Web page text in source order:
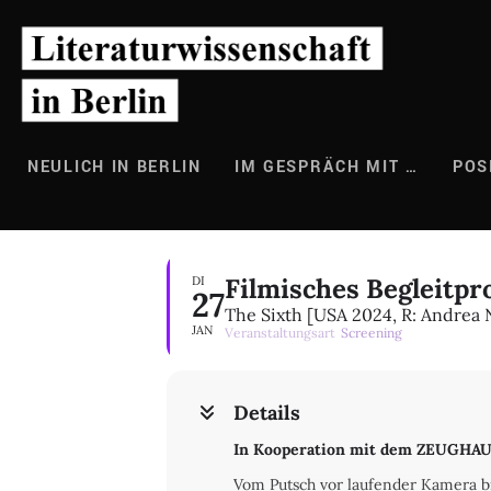
Inhalt
springen
NEULICH IN BERLIN IM GESPRÄCH MIT …
DI
27
JAN
Filmisches
The Sixth [USA 2024, R: Andrea
Veranstaltungsart Screening
Details
In Kooperation mit dem
Vom Putsch vor laufender